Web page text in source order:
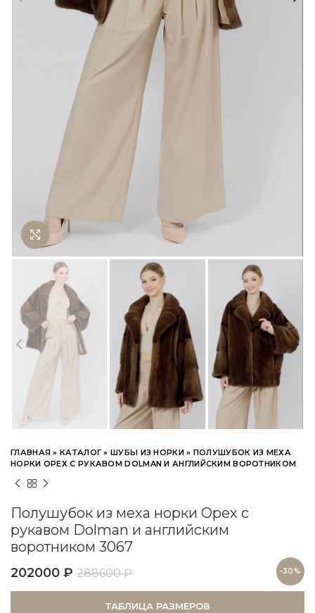
Нажмите чтобы увеличить
ГЛАВНАЯ »КАТАЛОГ »ШУБЫ ИЗ НОРКИ» ПОЛУШУБОК ИЗ МЕХА
НОРКИ ОРЕХ С РУКАВОМ DOLMAN И АНГЛИЙСКИМ ВОРОТНИКОМ
Полушубок из меха норки Орех с
рукавом Dolman и английским
воротником 3067
202000 ₽ 288600₽ -30%
ТАБЛИЦА РАЗМЕРОВ